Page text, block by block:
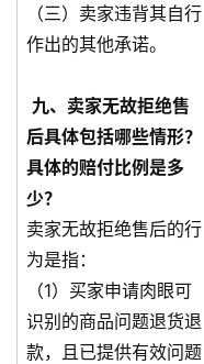
（三）卖家违背其自行
作出的其他承诺。
九、卖家无故拒绝售
后具体包括哪些情形？
具体的赔付比例是多
少？
卖家无故拒绝售后的行
为是指：
（1）买家申请肉眼可
识别的商品问题退货退
款，且已提供有效问题